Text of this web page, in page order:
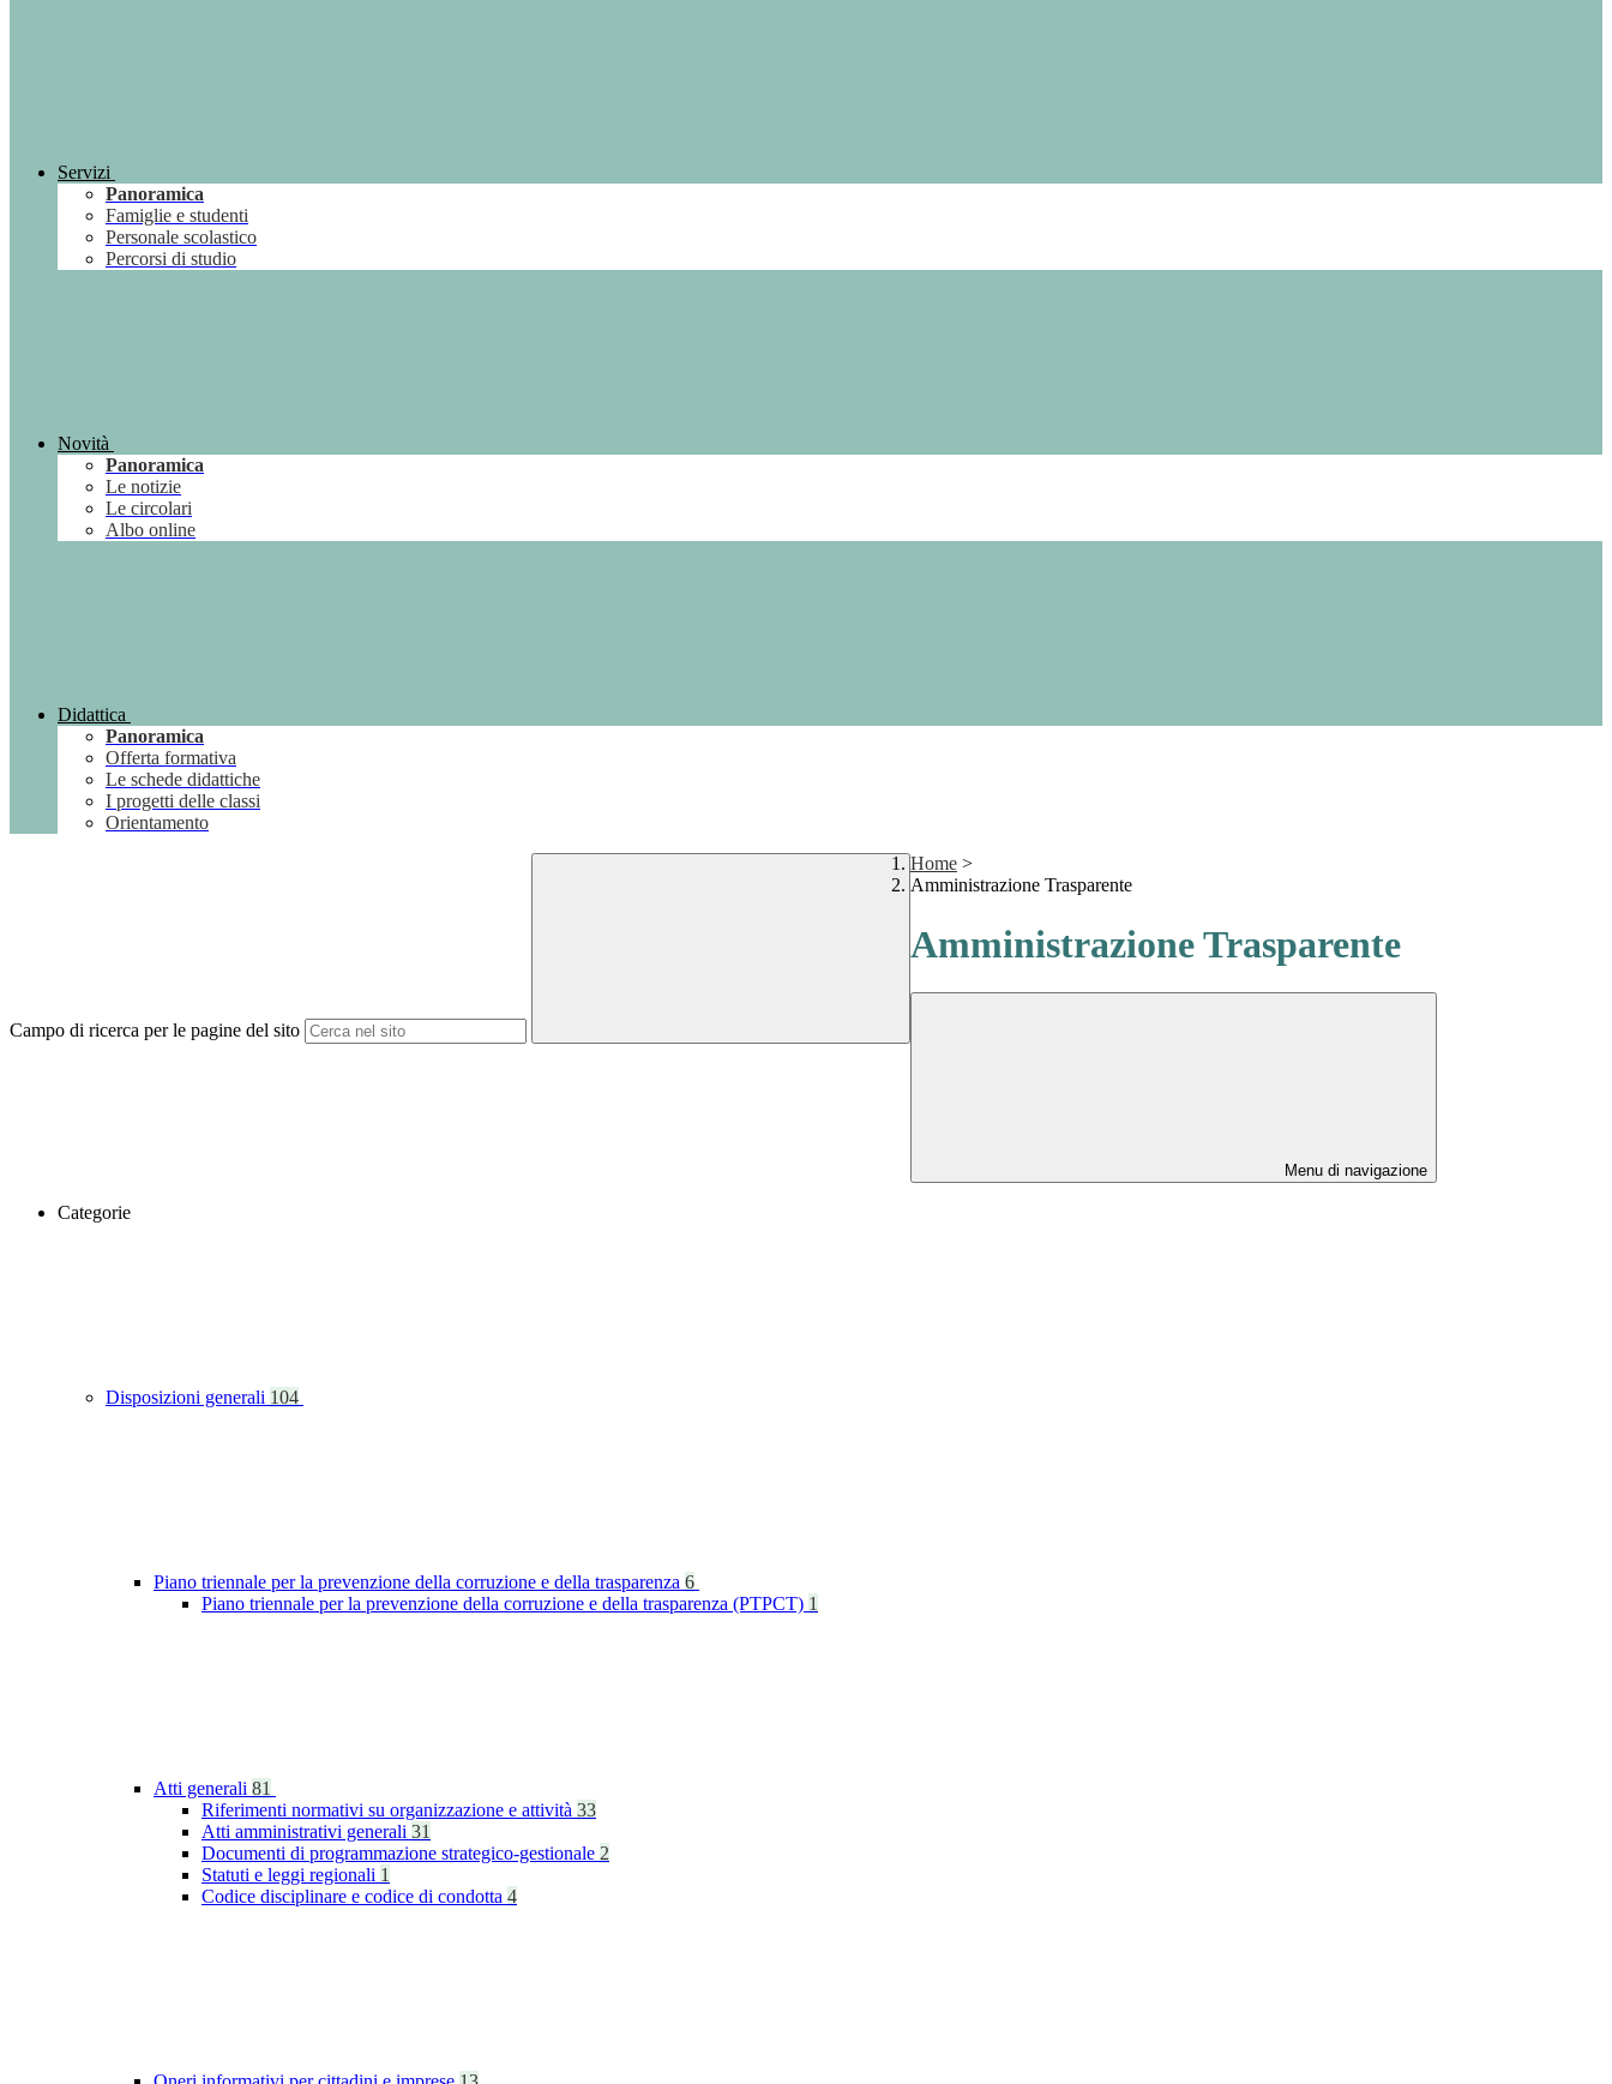
Servizi
Panoramica
Famiglie e studenti
Personale scolastico
Percorsi di studio
Novità
Panoramica
Le notizie
Le circolari
Albo online
Didattica
Panoramica
Offerta formativa
Le schede didattiche
I progetti delle classi
Orientamento
Campo di ricerca per le pagine del sito
Home >
Amministrazione Trasparente
Amministrazione Trasparente
Menu di navigazione
Categorie
Disposizioni generali 104
Piano triennale per la prevenzione della corruzione e della trasparenza 6
Piano triennale per la prevenzione della corruzione e della trasparenza (PTPCT) 1
Atti generali 81
Riferimenti normativi su organizzazione e attività 33
Atti amministrativi generali 31
Documenti di programmazione strategico-gestionale 2
Statuti e leggi regionali 1
Codice disciplinare e codice di condotta 4